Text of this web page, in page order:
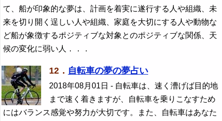
て、船が印象的な夢は、計画を着実に遂行する人や組織、未
来を切り開く逞しい人や組織、家庭を大切にする人や動物な
ど船が象徴するポジティブな対象とのポジティブな関係、天
候の変化に弱い人．．．
12． 自転車の夢の夢占い
2018年08月01日 - 自転車は、速く漕げば目的地
まで速く着きますが、自転車を乗りこなすため
にはバランス感覚や努力が大切です。また、自転車はあなた